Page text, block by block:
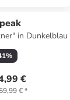
in Dunkelblau
%
€
59,99 €*